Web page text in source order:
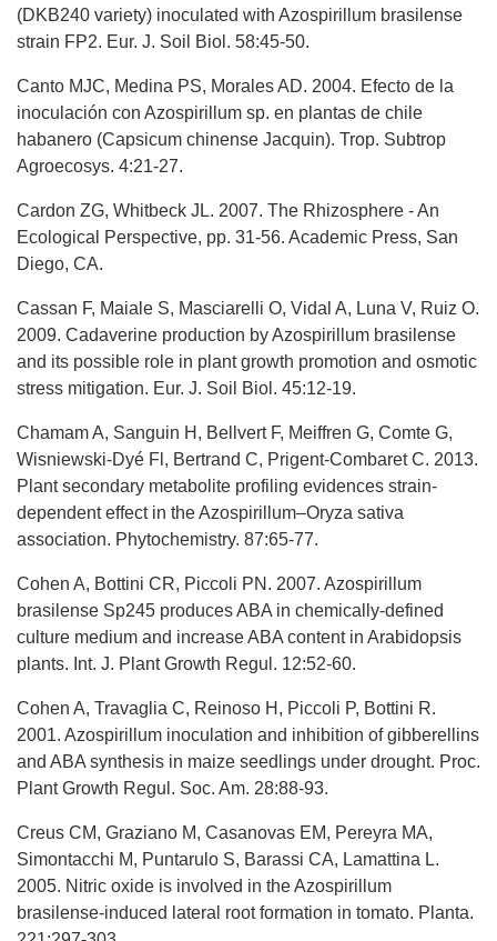
(DKB240 variety) inoculated with Azospirillum brasilense
strain FP2. Eur. J. Soil Biol. 58:45-50.
Canto MJC, Medina PS, Morales AD. 2004. Efecto de la
inoculación con Azospirillum sp. en plantas de chile
habanero (Capsicum chinense Jacquin). Trop. Subtrop
Agroecosys. 4:21-27.
Cardon ZG, Whitbeck JL. 2007. The Rhizosphere - An
Ecological Perspective, pp. 31-56. Academic Press, San
Diego, CA.
Cassan F, Maiale S, Masciarelli O, Vidal A, Luna V, Ruiz O.
2009. Cadaverine production by Azospirillum brasilense
and its possible role in plant growth promotion and osmotic
stress mitigation. Eur. J. Soil Biol. 45:12-19.
Chamam A, Sanguin H, Bellvert F, Meiffren G, Comte G,
Wisniewski-Dyé Fl, Bertrand C, Prigent-Combaret C. 2013.
Plant secondary metabolite profiling evidences strain-
dependent effect in the Azospirillum–Oryza sativa
association. Phytochemistry. 87:65-77.
Cohen A, Bottini CR, Piccoli PN. 2007. Azospirillum
brasilense Sp245 produces ABA in chemically-defined
culture medium and increase ABA content in Arabidopsis
plants. Int. J. Plant Growth Regul. 12:52-60.
Cohen A, Travaglia C, Reinoso H, Piccoli P, Bottini R.
2001. Azospirillum inoculation and inhibition of gibberellins
and ABA synthesis in maize seedlings under drought. Proc.
Plant Growth Regul. Soc. Am. 28:88-93.
Creus CM, Graziano M, Casanovas EM, Pereyra MA,
Simontacchi M, Puntarulo S, Barassi CA, Lamattina L.
2005. Nitric oxide is involved in the Azospirillum
brasilense-induced lateral root formation in tomato. Planta.